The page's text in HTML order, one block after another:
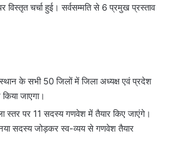
विस्तृत चर्चा हुई। सर्वसम्मति से 6 प्रमुख प्रस्ताव
के सभी 50 जिलों में जिला अध्यक्ष एवं प्रदेश
जाएगा।
स्तर पर 11 सदस्य गणवेश में तैयार किए जाएंगे।
सदस्य जोड़कर स्व-व्यय से गणवेश तैयार